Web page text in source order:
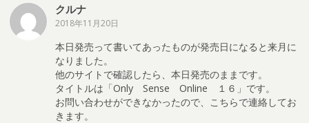
クルナ
2018年11月20日
本日発売って書いてあったものが発売日になると来月に
なりました。
他のサイトで確認したら、本日発売のままです。
タイトルは「Only Sense Online １６」です。
お問い合わせができなかったので、こちらで連絡してお
きます。